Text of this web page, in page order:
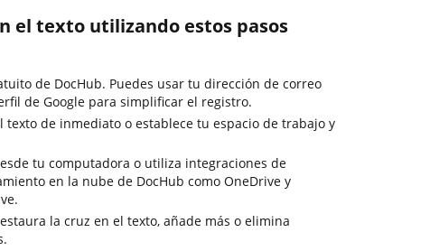
el texto utilizando estos pasos
de DocHub. Puedes usar tu dirección de correo
de Google para simplificar el registro.
texto de inmediato o establece tu espacio de trabajo y
tu computadora o utiliza integraciones de
en la nube de DocHub como OneDrive y
la cruz en el texto, añade más o elimina